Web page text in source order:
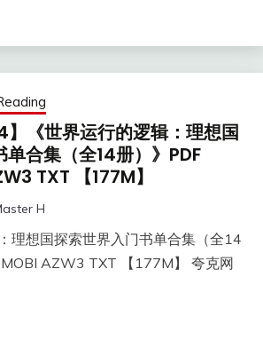
《世界运行的逻辑：理想国
合集（全14册）》PDF
TXT 【177M】
H
理想国探索世界入门书单合集（全14
AZW3 TXT 【177M】 夸克网